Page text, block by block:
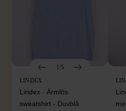
1/5
LINDEX
Lindex - Ärmlös
sweatshirt - Duvblå